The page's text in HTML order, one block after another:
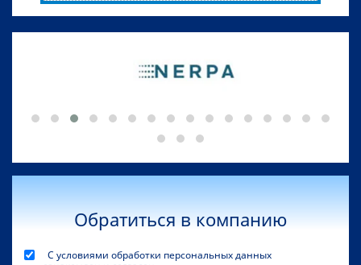
Обратиться в компанию
С условиями обработки персональных данных